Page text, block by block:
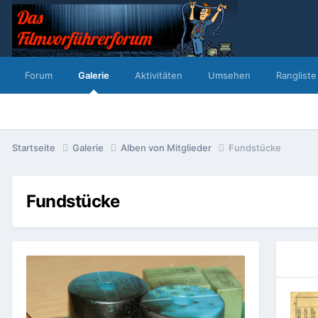
Forum Galerie Aktivitäten Umsehen Rangliste
Startseite Galerie Alben von Mitglieder Fundstücke
Fundstücke